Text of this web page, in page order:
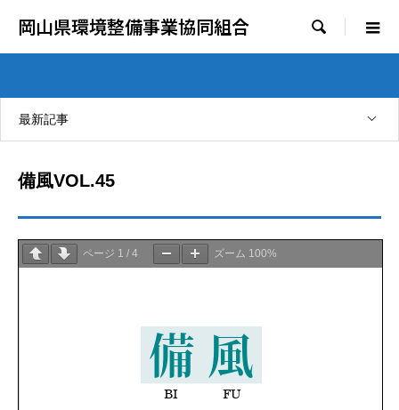
岡山県環境整備事業協同組合 
最新記事
備風VOL.45
ページ 1 / 4 ズーム 100%